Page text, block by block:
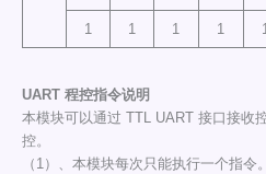
1 1 1 1
UART 程控指令说明
本模块可以通过 TTL UART 接口接收
控。
（1）、本模块每次只能执行一个指